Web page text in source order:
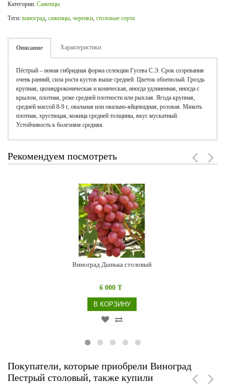
Категории: Саженцы
Теги: виноград, саженцы, черенки, столовые сорта
Описание Характеристики
Пёстрый – новая гибридная форма селекции Гусева С.Э. Срок созревания
очень ранний, сила роста кустов выше средней. Цветок обоеполый. Гроздь
крупная, цилиндроконическая и коническая, иногда удлиненная, иногда с
крылом, плотная, реже средней плотности или рыхлая. Ягода крупная,
средней массой 8-9 г, овальная или овально-яйцевидная, розовая. Мякоть
плотная, хрустящая, кожица средней толщины, вкус мускатный.
Устойчивость к болезням средняя.
Рекомендуем посмотреть
Виноград Дынька столовый
6 000 T
В КОРЗИНУ
Покупатели, которые приобрели Виноград
Пестрый столовый, также купили